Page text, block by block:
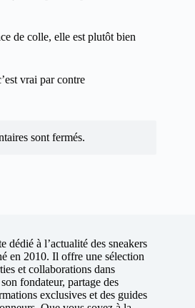
de colle, elle est plutôt bien
vrai par contre
sont fermés.
dédié à l’actualité des sneakers
en 2010. Il offre une sélection
et collaborations dans
fondateur, partage des
exclusives et des guides